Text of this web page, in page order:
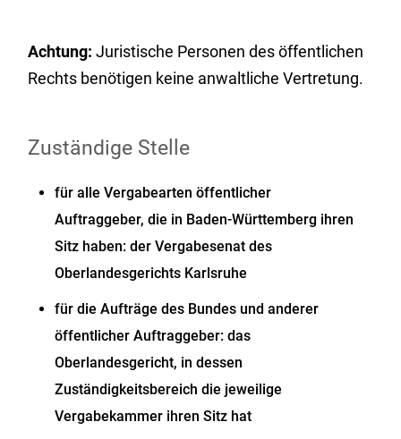
Achtung: Juristische Personen des öffentlichen
Rechts benötigen keine anwaltliche Vertretung.
Zuständige Stelle
für alle Vergabearten öffentlicher
Auftraggeber, die in Baden-Württemberg ihren
Sitz haben: der Vergabesenat des
Oberlandesgerichts Karlsruhe
für die Aufträge des Bundes und anderer
öffentlicher Auftraggeber: das
Oberlandesgericht, in dessen
Zuständigkeitsbereich die jeweilige
Vergabekammer ihren Sitz hat